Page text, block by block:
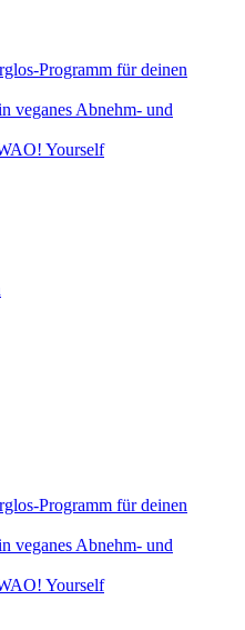
Programm für deinen
veganes Abnehm- und
Yourself
Programm für deinen
veganes Abnehm- und
Yourself